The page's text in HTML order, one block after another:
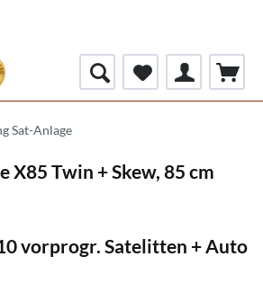
Sat-Anlage
X85 Twin + Skew, 85 cm
vorprogr. Satelitten + Auto